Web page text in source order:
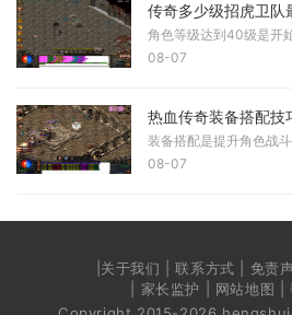
传奇多少级招虎卫队
08-07
热血传奇装备搭配技
08-07
|关于我们 | 联系方式 | 免责
| 家长监护 | 网站地图 |